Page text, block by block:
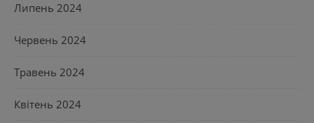
Липень 2024
Червень 2024
Травень 2024
Квітень 2024